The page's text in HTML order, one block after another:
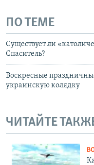
ПО ТЕМЕ
Существует ли
Спаситель?
Воскресные
украинскую колядку
ЧИТАЙТЕ